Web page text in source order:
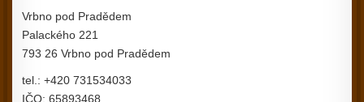
Vrbno pod Pradědem
Palackého 221
793 26 Vrbno pod Pradědem
tel.: +420 731534033
IČO: 65893468